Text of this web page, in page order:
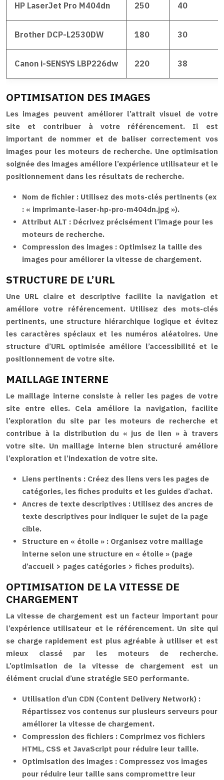
HP LaserJet Pro M404dn 250 40
Brother DCP-L2530DW 180 30
Canon i-SENSYS LBP226dw 220 38
OPTIMISATION DES IMAGES
Les images peuvent améliorer l’attrait visuel de votre
site et contribuer à votre référencement. Il est
important de nommer et de baliser correctement vos
images pour les moteurs de recherche. Une optimisation
soignée des images améliore l’expérience utilisateur et le
positionnement dans les résultats de recherche.
Nom de fichier : Utilisez des mots-clés pertinents (ex
: « imprimante-laser-hp-pro-m404dn.jpg »).
Attribut ALT : Décrivez précisément l’image pour les
moteurs de recherche.
Compression des images : Optimisez la taille des
images pour améliorer la vitesse de chargement.
STRUCTURE DE L’URL
Une URL claire et descriptive facilite la navigation et
améliore votre référencement. Utilisez des mots-clés
pertinents, une structure hiérarchique logique et évitez
les caractères spéciaux et les numéros aléatoires. Une
structure d’URL optimisée améliore l’accessibilité et le
positionnement de votre site.
MAILLAGE INTERNE
Le maillage interne consiste à relier les pages de votre
site entre elles. Cela améliore la navigation, facilite
l’exploration du site par les moteurs de recherche et
contribue à la distribution du « jus de lien » à travers
votre site. Un maillage interne bien structuré améliore
l’exploration et l’indexation de votre site.
Liens pertinents : Créez des liens vers les pages de
catégories, les fiches produits et les guides d’achat.
Ancres de texte descriptives : Utilisez des ancres de
texte descriptives pour indiquer le sujet de la page
cible.
Structure en « étoile » : Organisez votre maillage
interne selon une structure en « étoile » (page
d’accueil > pages catégories > fiches produits).
OPTIMISATION DE LA VITESSE DE
CHARGEMENT
La vitesse de chargement est un facteur important pour
l’expérience utilisateur et le référencement. Un site qui
se charge rapidement est plus agréable à utiliser et est
mieux classé par les moteurs de recherche.
L’optimisation de la vitesse de chargement est un
élément crucial d’une stratégie SEO performante.
Utilisation d’un CDN (Content Delivery Network) :
Répartissez vos contenus sur plusieurs serveurs pour
améliorer la vitesse de chargement.
Compression des fichiers : Comprimez vos fichiers
HTML, CSS et JavaScript pour réduire leur taille.
Optimisation des images : Compressez vos images
pour réduire leur taille sans compromettre leur